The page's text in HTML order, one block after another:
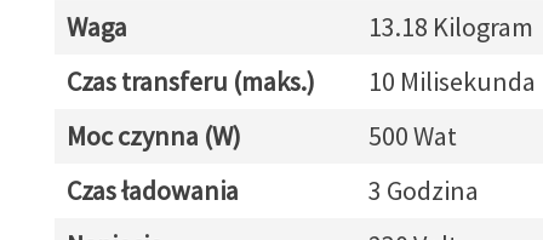
Waga
13.18 Kilogram
Czas transferu (maks.)
10 Milisekunda
Moc czynna (W)
500 Wat
Czas ładowania
3 Godzina